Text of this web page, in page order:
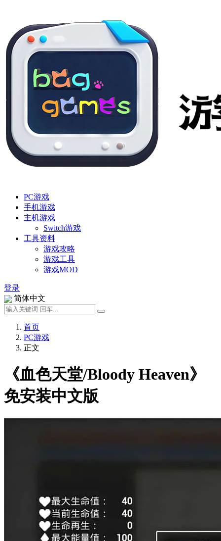
PC游戏
手机游戏
主机游戏
Switch游戏
工具资料
游戏攻略
游戏工具
游戏MOD
登录
简体中文
首页
PC游戏
正文
《血色天堂/Bloody Heaven》
免安装中文版